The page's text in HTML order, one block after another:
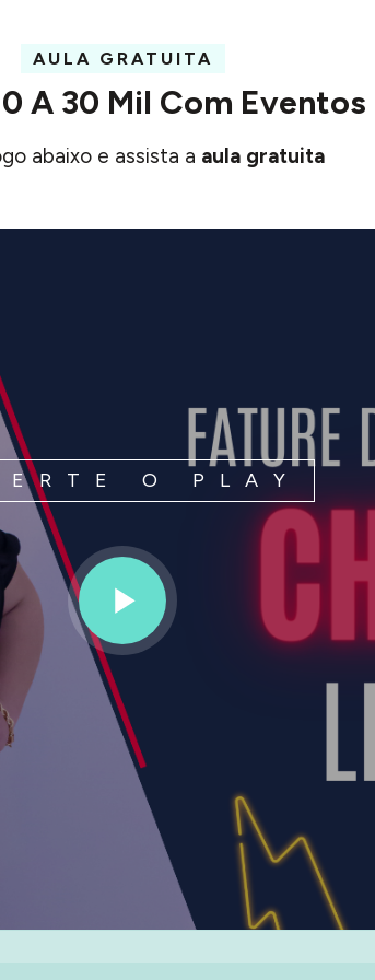
AULA GRATUITA
A 30 Mil Com Eventos
abaixo e assista a aula gratuita
O PLAY